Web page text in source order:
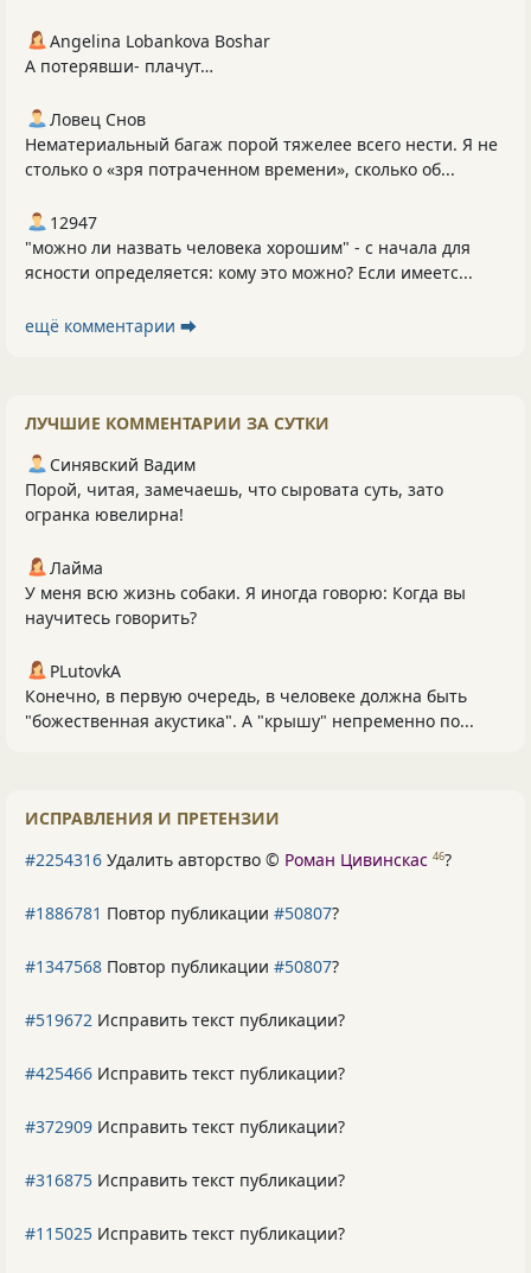
Angelina Lobankova Boshar
А потерявши- плачут…
Ловец Снов
Нематериальный багаж порой тяжелее всего нести. Я не
столько о «зря потраченном времени», сколько об...
12947
"можно ли назвать человека хорошим" - с начала для
ясности определяется: кому это можно? Если имеетс...
ещё комментарии ⮕
ЛУЧШИЕ КОММЕНТАРИИ ЗА СУТКИ
Синявский Вадим
Порой, читая, замечаешь, что сыровата суть, зато
огранка ювелирна!
Лайма
У меня всю жизнь собаки. Я иногда говорю: Когда вы
научитесь говорить?
PLutоvkА
Конечно, в первую очередь, в человеке должна быть
"божественная акустика". А "крышу" непременно по...
ИСПРАВЛЕНИЯ И ПРЕТЕНЗИИ
#2254316 Удалить авторство © Роман Цивинскас 46?
#1886781 Повтор публикации #50807?
#1347568 Повтор публикации #50807?
#519672 Исправить текст публикации?
#425466 Исправить текст публикации?
#372909 Исправить текст публикации?
#316875 Исправить текст публикации?
#115025 Исправить текст публикации?